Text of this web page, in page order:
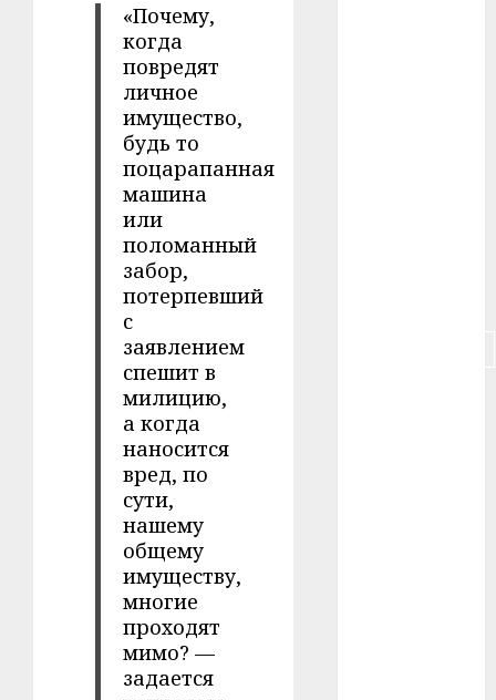
«Почему,
когда
повредят
личное
имущество,
будь то
поцарапанная
машина
или
поломанный
забор,
потерпевший
с
заявлением
спешит в
милицию,
а когда
наносится
вред, по
сути,
нашему
общему
имуществу,
многие
проходят
мимо? —
задается